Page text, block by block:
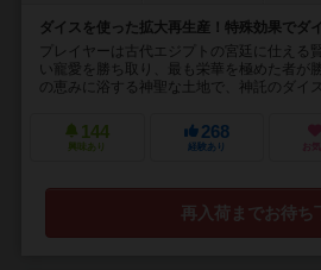
ダイスを使った拡大再生産！特殊効果でダ
プレイヤーは古代エジプトの宮廷に仕える
い寵愛を勝ち取り、最も栄華を極めた者が
の恵みに浴する神聖な土地で、神託のダイ
144
興味あり
268
経験あり お
再入荷までお待ち